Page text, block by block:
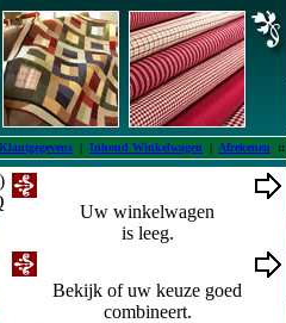
| Inhoud Winkelwagen | Afrekenen ::
Uw winkelwagen
is leeg.
Bekijk of uw keuze goed
combineert.